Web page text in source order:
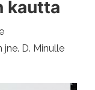
kautta
D. Minulle